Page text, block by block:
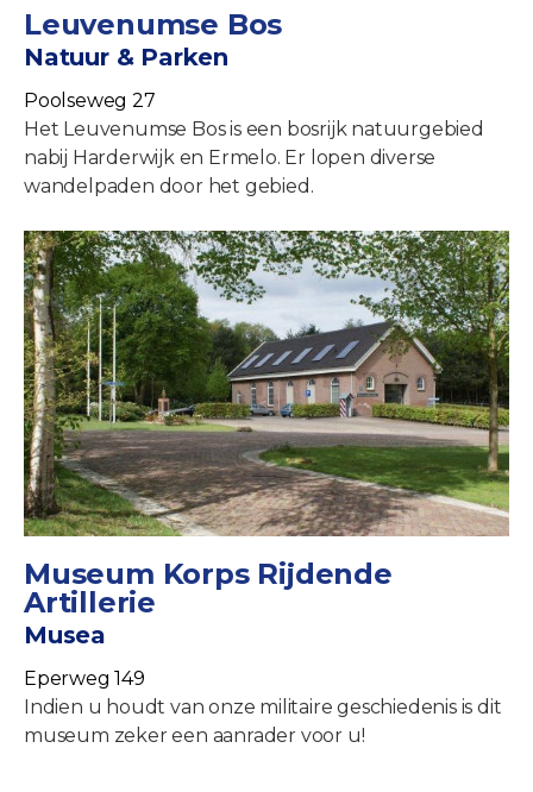
Leuvenumse Bos
Natuur & Parken
Poolseweg 27
Het Leuvenumse Bos is een bosrijk natuurgebied
nabij Harderwijk en Ermelo. Er lopen diverse
wandelpaden door het gebied.
Museum Korps Rijdende
Artillerie
Musea
Eperweg 149
Indien u houdt van onze militaire geschiedenis is dit
museum zeker een aanrader voor u!